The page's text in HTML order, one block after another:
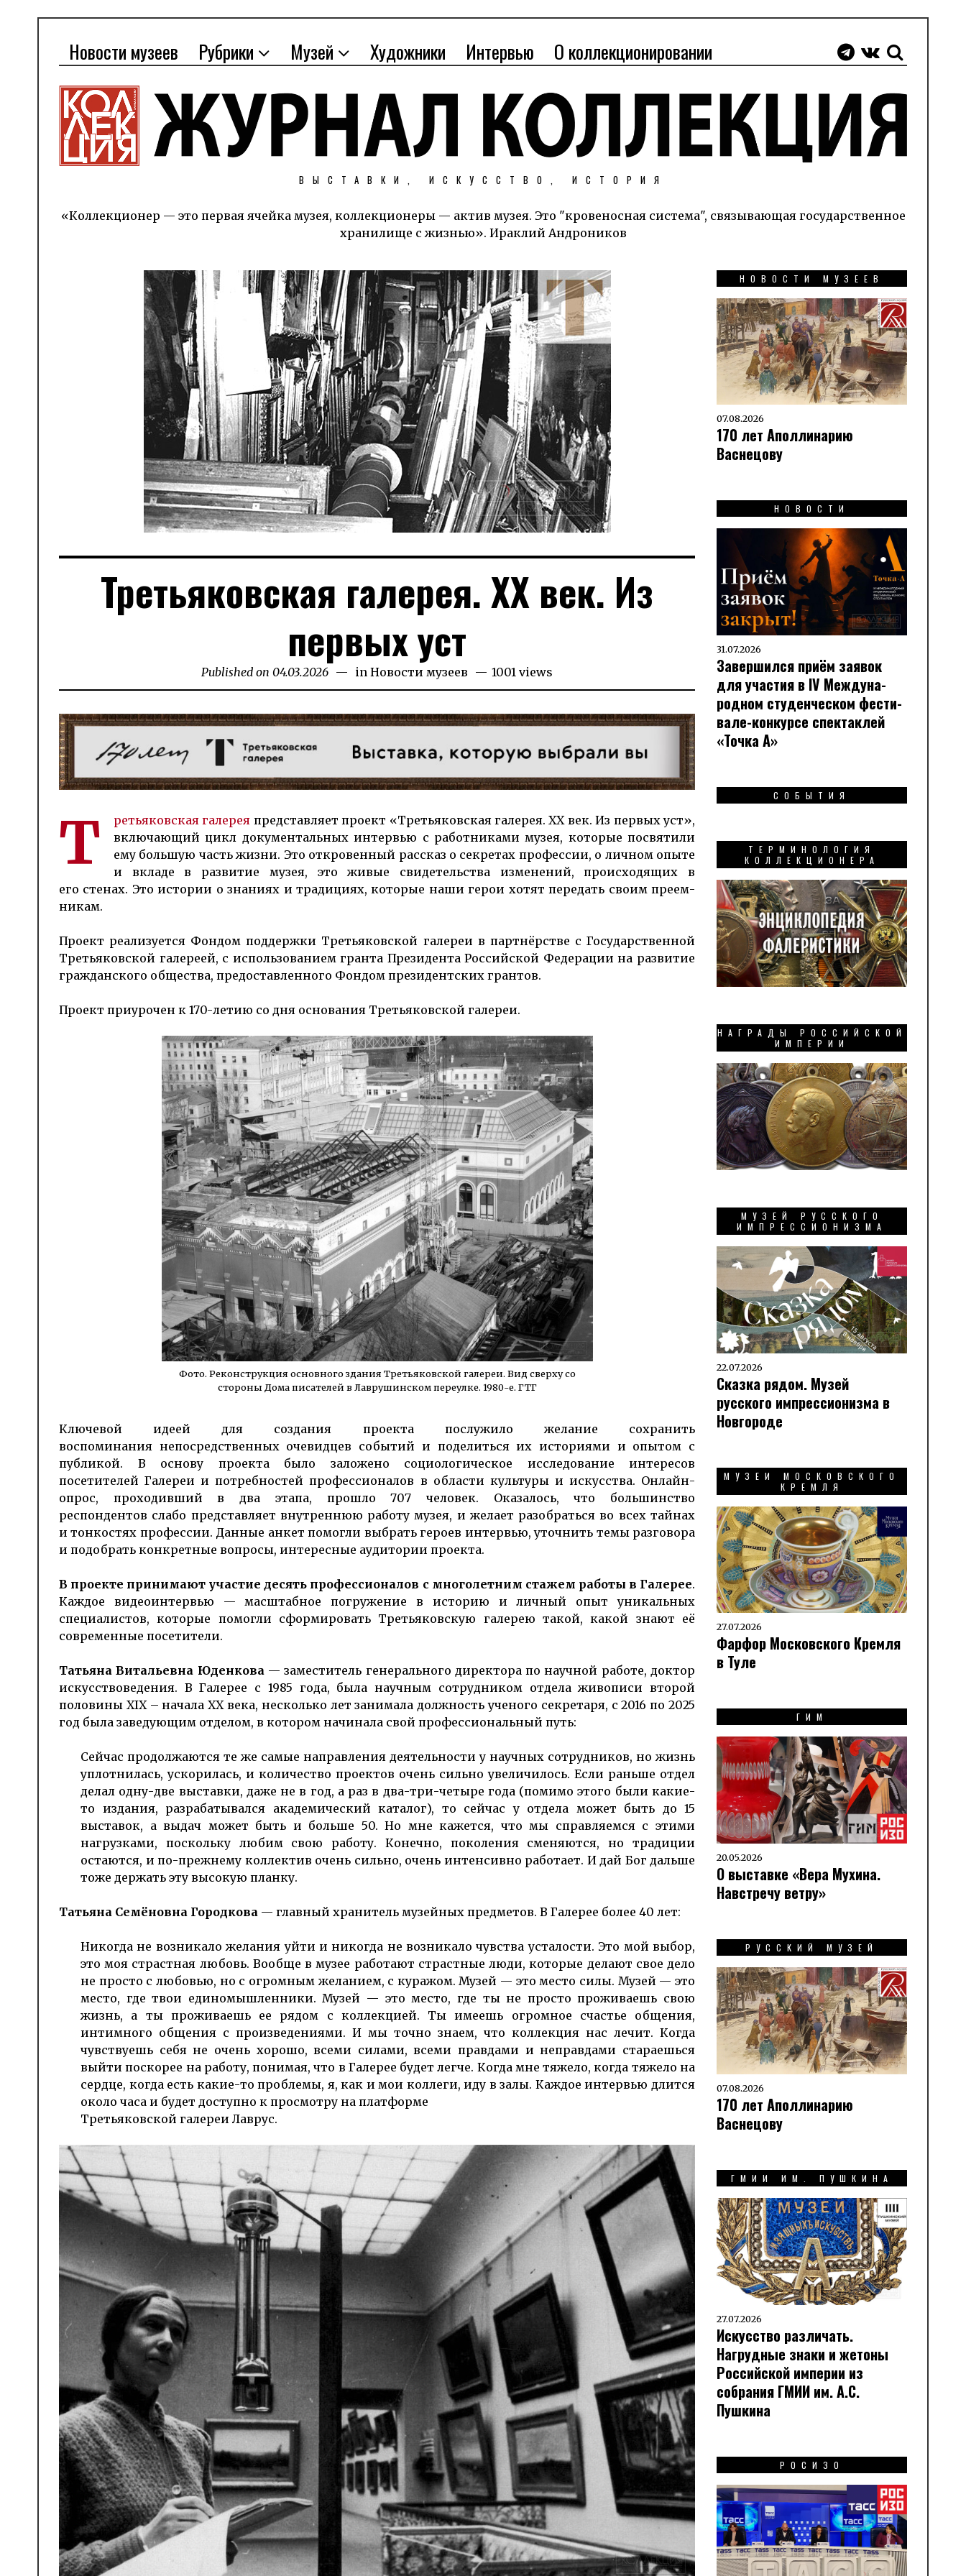
Новости музеев Рубрики Музей Художники Интервью О коллекционировании
ВЫСТАВКИ, ИСКУССТВО, ИСТОРИЯ
«Коллекционер — это первая ячейка музея, коллекционеры — актив музея. Это "кровеносная система", связывающая государственное
хранилище с жизнью». Ираклий Андроников
Третьяковская галерея. ХХ век. Из
первых уст
Published on 04.03.2026 04.03.2026
in Новости музеев 1001 views
Т ретья­ков­ская га­ле­рея пред­став­ляет проект «Третья­ков­ская га­ле­рея. ХХ век. Из первых уст»,
включающий цикл до­ку­мен­таль­ных ин­тервью с работниками музея, ко­то­рые по­свя­тили
ему боль­шую часть жиз­ни. Это от­кро­вен­ный рас­сказ о секре­тах профессии, о лич­ном опыте
и вкла­де в раз­витие музея, это жи­вые сви­детель­ства из­ме­нений, происхо­дящих в
его стенах. Это ис­то­рии о зна­ниях и тра­дициях, которые наши герои хотят передать своим преем­
никам.
Проект реа­лизуется Фон­дом под­держ­ки Третья­ков­ской га­лереи в парт­нёрстве с Го­су­дар­ственной
Третья­ков­ской галереей, с исполь­зо­ва­нием гранта Пре­зи­дента Рос­сий­ской Фе­дерации на развитие
граж­данского общества, предоставленного Фондом пре­зи­дентских грантов.
Проект приурочен к 170-летию со дня основания Третьяковской галереи.
Фото. Реконструкция основного здания Третьяковской галереи. Вид сверху со
стороны Дома писателей в Лаврушинском переулке. 1980-е. ГТГ
Ключевой идеей для создания проекта послужило желание сохранить
воспоминания непосредственных очевидцев событий и поделиться их историями и опытом с
публикой. В основу проекта было заложено социологическое исследование интересов
посетителей Галереи и потребностей профессионалов в области культуры и искусства. Онлайн-
опрос, проходивший в два этапа, прошло 707 человек. Оказалось, что большинство
респондентов слабо представляет внутреннюю работу музея, и желает разобраться во всех тайнах
и тонкостях профессии. Данные анкет помогли выбрать героев интервью, уточнить темы разговора
и подобрать конкретные вопросы, интересные аудитории проекта.
В проекте принимают участие десять профессионалов с многолетним стажем работы в Галерее.
Каждое видеоинтервью — масштабное погружение в историю и личный опыт уникальных
специалистов, которые помогли сформировать Третьяковскую галерею такой, какой знают её
современные посетители.
Татьяна Витальевна Юденкова— заместитель генерального директора по научной работе, доктор
искусствоведения. В Галерее с 1985 года, была научным сотрудником отдела живописи второй
половины XIX – начала XX века, несколько лет занимала должность ученого секретаря, с 2016 по 2025
год была заведующим отделом, в котором начинала свой профессиональный путь:
Сейчас продолжаются те же самые направления деятельности у научных сотрудников, но жизнь
уплотнилась, ускорилась, и количество проектов очень сильно увеличилось. Если раньше отдел
делал одну-две выставки, даже не в год, а раз в два-три-четыре года (помимо этого были какие-
то издания, разрабатывался академический каталог), то сейчас у отдела может быть до 15
выставок, а выдач может быть и больше 50. Но мне кажется, что мы справляемся с этими
нагрузками, поскольку любим свою работу. Конечно, поколения сменяются, но традиции
остаются, и по-прежнему коллектив очень сильно, очень интенсивно работает. И дай Бог дальше
тоже держать эту высокую планку.
Татьяна Семёновна Городкова — главный хранитель музейных предметов. В Галерее более 40 лет:
Никогда не возникало желания уйти и никогда не возникало чувства усталости. Это мой выбор,
это моя страстная любовь. Вообще в музее работают страстные люди, которые делают свое дело
не просто с любовью, но с огромным желанием, с куражом. Музей — это место силы. Музей — это
место, где твои единомышленники. Музей — это место, где ты не просто проживаешь свою
жизнь, а ты проживаешь ее рядом с коллекцией. Ты имеешь огромное счастье общения,
интимного общения с произведениями. И мы точно знаем, что коллекция нас лечит. Когда
чувствуешь себя не очень хорошо, всеми силами, всеми правдами и неправдами стараешься
выйти поскорее на работу, понимая, что в Галерее будет легче. Когда мне тяжело, когда тяжело на
сердце, когда есть какие-то проблемы, я, как и мои коллеги, иду в залы. Каждое интервью длится
около часа и будет доступно к просмотру на платформе
Третьяковской галереи Лаврус.
НОВОСТИ МУЗЕЕВ
07.08.2026
170 лет Аполлинарию
Васнецову
НОВОСТИ
31.07.2026
Завершился приём заявок
для участия в IV Меж­ду­на­
род­ном сту­ден­чес­ком фес­ти­
вале-кон­кур­се спек­таклей
«Точка А»
СОБЫТИЯ
ТЕРМИНОЛОГИЯ
КОЛЛЕКЦИОНЕРА
НАГРАДЫ РОССИЙСКОЙ
ИМПЕРИИ
МУЗЕЙ РУССКОГО
ИМПРЕССИОНИЗМА
22.07.2026
Сказка рядом. Музей
русского импрессионизма в
Новгороде
МУЗЕИ МОСКОВСКОГО
КРЕМЛЯ
27.07.2026
Фарфор Московского Кремля
в Туле
ГИМ
20.05.2026
О выставке «Вера Мухина.
Навстречу ветру»
РУССКИЙ МУЗЕЙ
07.08.2026
170 лет Аполлинарию
Васнецову
ГМИИ ИМ. ПУШКИНА
27.07.2026
Искусство различать.
Нагрудные знаки и жетоны
Российской империи из
собрания ГМИИ им. А.С.
Пушкина
РОСИЗО